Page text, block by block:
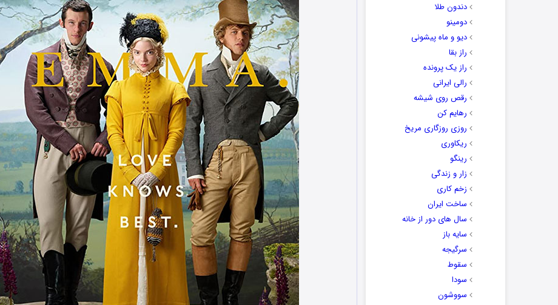
دندون طلا
دومینو
دیو و ماه پیشونی
راز بقا
راز یک پرونده
رالی ایرانی
رقص روی شیشه
رهایم کن
روزی روزگاری مریخ
ریکاوری
رینگو
زار و زندگی
زخم کاری
ساخت ایران
سال های دور از خانه
سایه باز
سرگیجه
سقوط
سودا
سووشون